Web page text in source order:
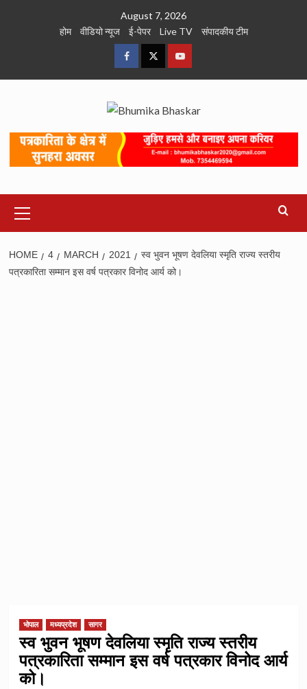
August 7, 2026
होम
वीडियो न्यूज ई-पेपर Live TV संपादकीय टीम
FacebookTwitterYoutube
Menu
HOME 4 MARCH 2021
स्व भुवन भूषण देवलिया स्मृति राज्य स्तरीय
पत्रकारिता सम्मान इस वर्ष पत्रकार विनोद आर्य को।
भोपाल मध्यप्रदेश सागर
स्व भुवन भूषण देवलिया स्मृति राज्य स्तरीय
पत्रकारिता सम्मान इस वर्ष पत्रकार विनोद आर्य
को।